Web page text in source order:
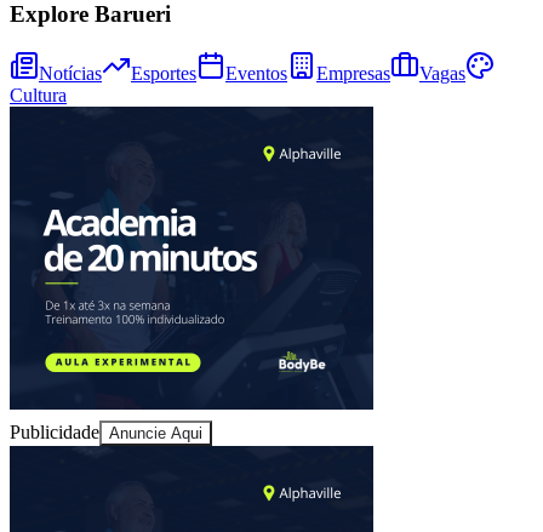
Vitória
Explore Barueri
Notícias Esportes Eventos Empresas
Vagas
Cultura
Publicidade Anuncie Aqui